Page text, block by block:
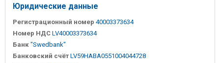
Юридические данные
Регистрационный номер 40003373634
Номер НДС LV40003373634
Банк "Swedbank"
Банковский счёт LV59HABA0551004044728